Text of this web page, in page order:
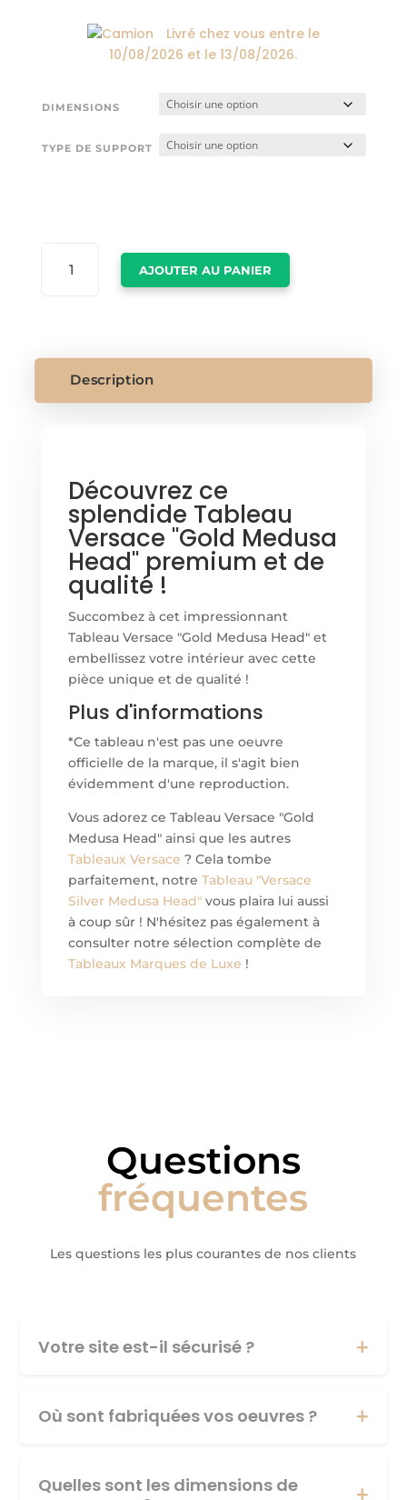
Livré chez vous entre le
10/08/2026 et le13/08/2026.
DIMENSIONS
TYPE DE SUPPORT
MEDUSA
HEAD"
AJOUTER AU PANIER
Description
Découvrez ce
splendide Tableau
Versace "Gold Medusa
Head" premium et de
qualité !
Succombez à cet impressionnant
Tableau Versace "Gold Medusa Head" et
embellissez votre intérieur avec cette
pièce unique et de qualité !
Plus d'informations
*Ce tableau n'est pas une oeuvre
officielle de la marque, il s'agit bien
évidemment d'une reproduction.
Vous adorez ce Tableau Versace "Gold
Medusa Head" ainsi que les autres
Tableaux Versace ? Cela tombe
parfaitement, notre Tableau "Versace
Silver Medusa Head"vous plaira lui aussi
à coup sûr ! N'hésitez pas également à
consulter notre sélection complète de
Tableaux Marques de Luxe !
Questions
fréquentes
Les questions les plus courantes de nos clients
Votre site est-il sécurisé ?
Où sont fabriquées vos oeuvres ?
Quelles sont les dimensions de